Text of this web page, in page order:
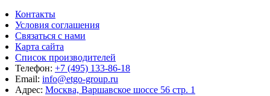
Контакты
Условия соглашения
Связаться с нами
Карта сайта
Список производителей
Телефон: +7 (495) 133-86-18
Email: info@etgo-group.ru
Адрес: Москва, Варшавское шоссе 56 стр. 1